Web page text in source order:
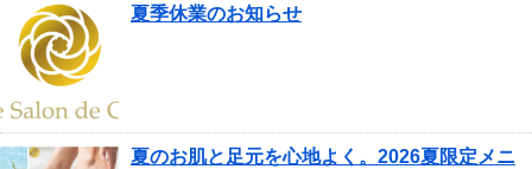
夏季休業のお知らせ
夏のお肌と足元を心地よく。2026夏限定メニ